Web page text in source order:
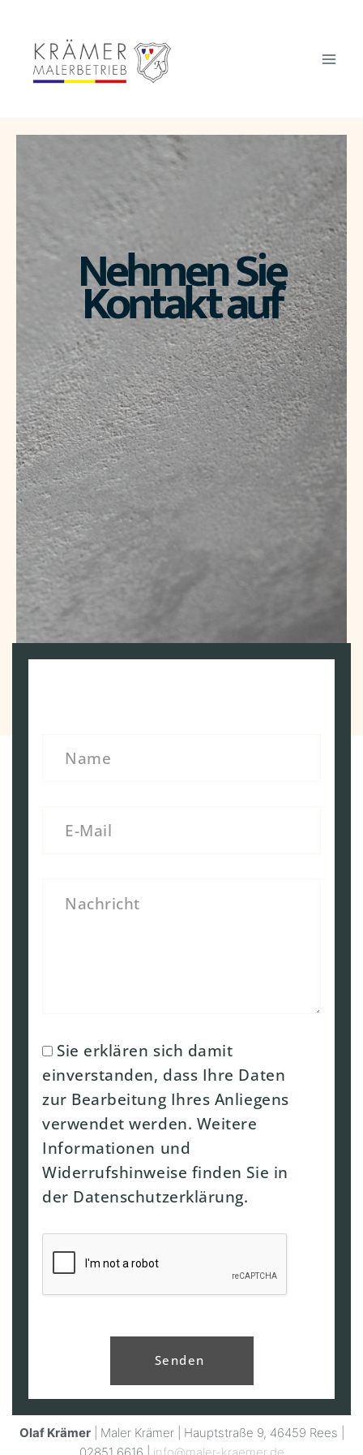
Nehmen Sie
Kontakt auf
Sie erklären sich damit
einverstanden, dass Ihre Daten
zur Bearbeitung Ihres Anliegens
verwendet werden. Weitere
Informationen und
Widerrufshinweise finden Sie in
der Datenschutzerklärung.
Senden
Olaf Krämer| Maler Krämer | Hauptstraße 9, 46459 Rees |